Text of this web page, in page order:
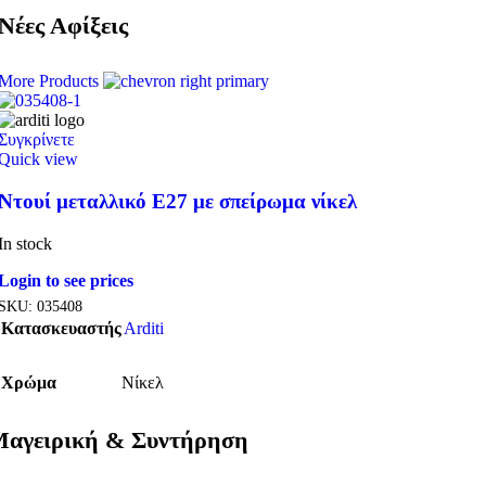
Αφίξεις
Products
view
μεταλλικό Ε27 με σπείρωμα νίκελ
stock
to see prices
035408
ΚατασκευαστήςArditi
Χρώμα Νίκελ
& Συντήρηση